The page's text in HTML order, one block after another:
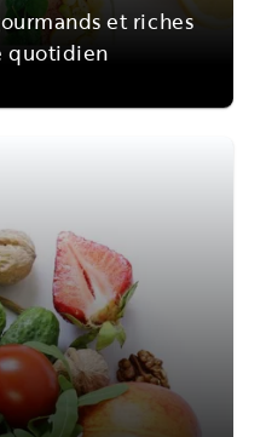
et riches
quotidien